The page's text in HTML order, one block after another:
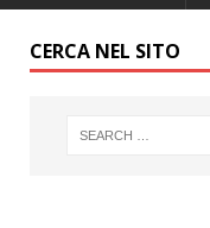
CERCA NEL SITO